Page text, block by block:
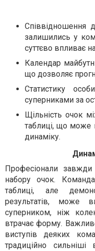
Співвідношення
залишились у
суттєво впливає
Календар
що дозволяє
Статистику
суперниками за
Щільність очок
таблиці, що може
динаміку.
Професіонали
набору очок.
таблиці, але
результатів, може
суперником, ніж
втрачає форму.
виступів деяких
традиційно